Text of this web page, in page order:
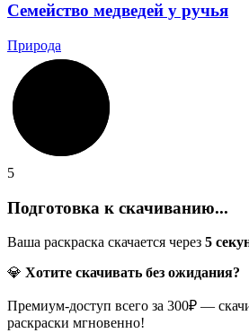
Семейство медведей у ручья
Природа
5
Подготовка к скачиванию...
Ваша раскраска скачается через 5
💎 Хотите скачивать без ожидания?
Премиум-доступ всего за 300₽ —
раскраски мгновенно!